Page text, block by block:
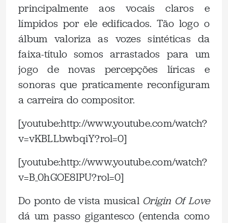
principalmente aos vocais claros e
límpidos por ele edificados. Tão logo o
álbum valoriza as vozes sintéticas da
faixa-título somos arrastados para um
jogo de novas percepções líricas e
sonoras que praticamente reconfiguram
a carreira do compositor.
[youtube:http://www.youtube.com/watch?
v=vKBLLbwbqiY?rol=0]
[youtube:http://www.youtube.com/watch?
v=B_0hGOE8IPU?rol=0]
Do ponto de vista musical Origin Of Love
dá um passo gigantesco (entenda como